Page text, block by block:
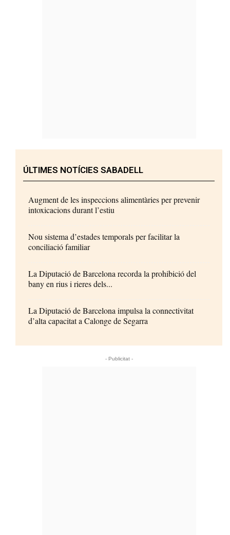
ÚLTIMES NOTÍCIES SABADELL
Augment de les inspeccions alimentàries per prevenir
intoxicacions durant l’estiu
Nou sistema d’estades temporals per facilitar la
conciliació familiar
La Diputació de Barcelona recorda la prohibició del
bany en rius i rieres dels...
La Diputació de Barcelona impulsa la connectivitat
d’alta capacitat a Calonge de Segarra
- Publicitat -